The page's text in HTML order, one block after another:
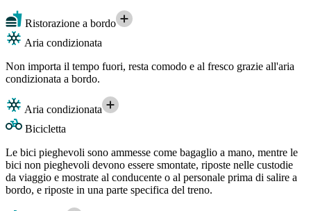
Ristorazione a bordo
Aria condizionata
Non importa il tempo fuori, resta comodo e al fresco grazie all'aria
condizionata a bordo.
Aria condizionata
Bicicletta
Le bici pieghevoli sono ammesse come bagaglio a mano, mentre le
bici non pieghevoli devono essere smontate, riposte nelle custodie
da viaggio e mostrate al conducente o al personale prima di salire a
bordo, e riposte in una parte specifica del treno.